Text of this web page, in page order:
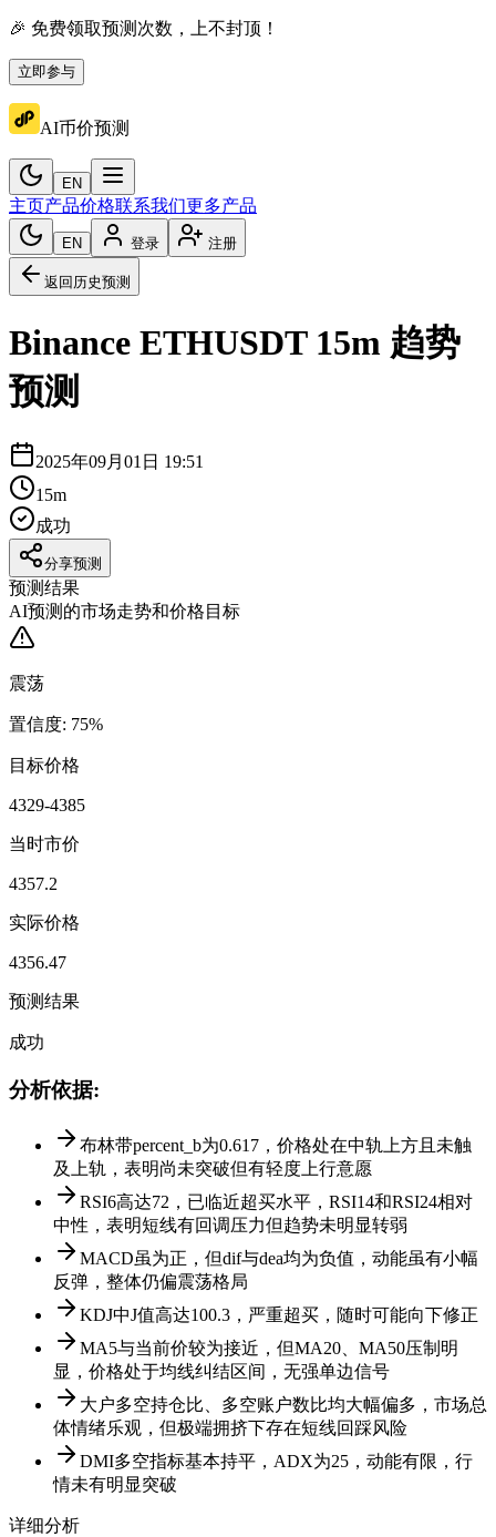
🎉 免费领取预测次数，上不封顶！
立即参与
AI币价预测
EN
主页产品价格联系我们更多产品
EN 登录 注册
返回历史预测
Binance ETHUSDT 15m 趋势
预测
2025年09月01日 19:51
15m
成功
分享预测
预测结果
AI预测的市场走势和价格目标
震荡
置信度: 75%
目标价格
4329-4385
当时市价
4357.2
实际价格
4356.47
预测结果
成功
分析依据:
布林带percent_b为0.617，价格处在中轨上方且未触
及上轨，表明尚未突破但有轻度上行意愿
RSI6高达72，已临近超买水平，RSI14和RSI24相对
中性，表明短线有回调压力但趋势未明显转弱
MACD虽为正，但dif与dea均为负值，动能虽有小幅
反弹，整体仍偏震荡格局
KDJ中J值高达100.3，严重超买，随时可能向下修正
MA5与当前价较为接近，但MA20、MA50压制明
显，价格处于均线纠结区间，无强单边信号
大户多空持仓比、多空账户数比均大幅偏多，市场总
体情绪乐观，但极端拥挤下存在短线回踩风险
DMI多空指标基本持平，ADX为25，动能有限，行
情未有明显突破
详细分析